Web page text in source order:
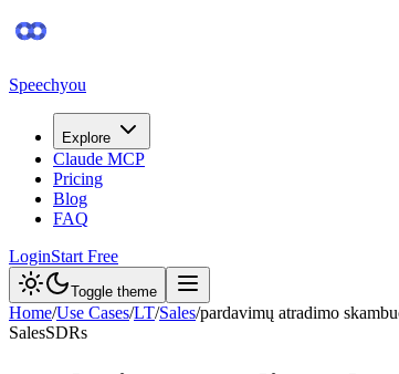
Speechyou
Explore
Claude MCP
Pricing
Blog
FAQ
LoginStart Free
Toggle theme
Home/Use Cases/LT/Sales/pardavimų atradimo
SalesSDRs